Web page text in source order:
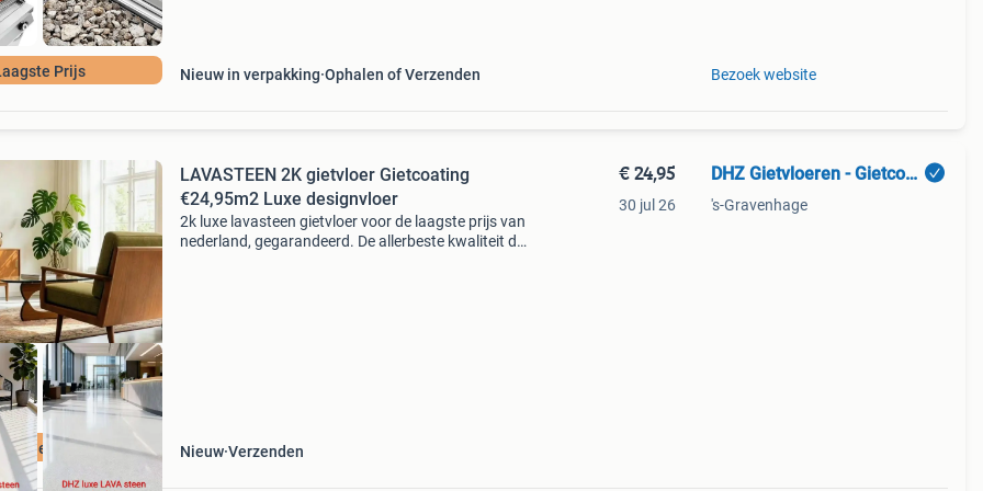
Prijs Nieuw in verpakking Ophalen of Verzenden Bezoek website
gietvloeren
LAVASTEEN 2K gietvloer Gietcoating
€24,95m2 Luxe designvloer
2k luxe lavasteen gietvloer voor de laagste prijs van
nederland, gegarandeerd. De allerbeste kwaliteit die
Nieuw Verzenden
€ 24,95
30 jul 26
DHZ Gietvloeren - Gietcoating - LAVASTEEN
's-Gravenhage